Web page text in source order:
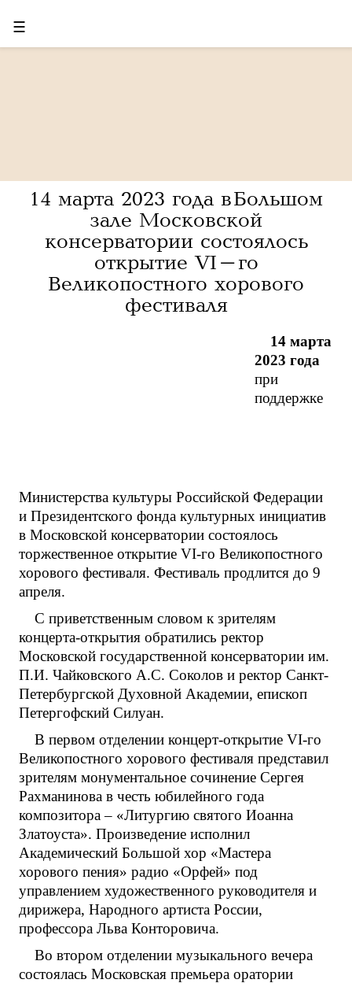
☰
14 марта 2023 года в Большом
зале Московской
консерватории состоялось
открытие VI-го
Великопостного хорового
фестиваля
14 марта
2023 года
при
поддержке
Министерства культуры Российской Федерации
и Президентского фонда культурных инициатив
в Московской консерватории состоялось
торжественное открытие VI-го Великопостного
хорового фестиваля. Фестиваль продлится до 9
апреля.
С приветственным словом к зрителям
концерта-открытия обратились ректор
Московской государственной консерватории им.
П.И. Чайковского А.С. Соколов и ректор Санкт-
Петербургской Духовной Академии, епископ
Петергофский Силуан.
В первом отделении концерт-открытие VI-го
Великопостного хорового фестиваля представил
зрителям монументальное сочинение Сергея
Рахманинова в честь юбилейного года
композитора – «Литургию святого Иоанна
Златоуста». Произведение исполнил
Академический Большой хор «Мастера
хорового пения» радио «Орфей» под
управлением художественного руководителя и
дирижера, Народного артиста России,
профессора Льва Конторовича.
Во втором отделении музыкального вечера
состоялась Московская премьера оратории